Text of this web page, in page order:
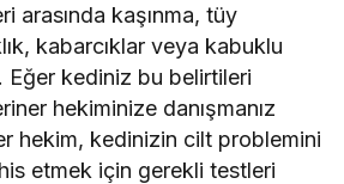
arasında kaşınma, tüy
kabarcıklar veya kabuklu
Eğer kediniz bu belirtileri
hekiminize danışmanız
hekim, kedinizin cilt problemini
etmek için gerekli testleri